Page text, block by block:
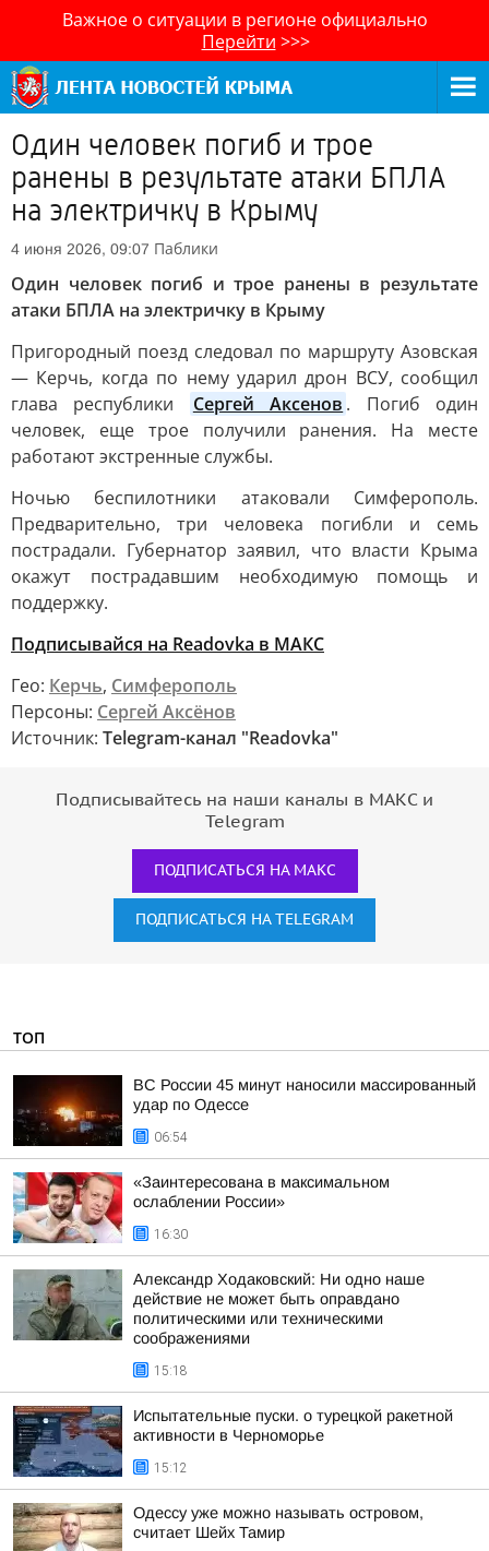
Важное о ситуации в регионе официально
Перейти >>>
Один человек погиб и трое
ранены в результате атаки БПЛА
на электричку в Крыму
4 июня 2026, 09:07 Паблики
Один человек погиб и трое ранены в результате
атаки БПЛА на электричку в Крыму
Пригородный поезд следовал по маршруту Азовская
— Керчь, когда по нему ударил дрон ВСУ, сообщил
глава республики
Сергей Аксенов . Погиб один
человек, еще трое получили ранения. На месте
работают экстренные службы.
Ночью беспилотники атаковали Симферополь.
Предварительно, три человека погибли и семь
пострадали. Губернатор заявил, что власти Крыма
окажут пострадавшим необходимую помощь и
поддержку.
Подписывайся на Readovka в МАКС
Гео: Керчь, Симферополь
Персоны: Сергей Аксёнов
Источник: Telegram-канал "Readovka"
Подписывайтесь на наши каналы в МАКС и
Telegram
ПОДПИСАТЬСЯ НА МАКС
ПОДПИСАТЬСЯ НА TELEGRAM
ТОП
ВС России 45 минут наносили массированный
удар по Одессе
06:54
«Заинтересована в максимальном
ослаблении России»
16:30
Александр Ходаковский: Ни одно наше
действие не может быть оправдано
политическими или техническими
соображениями
15:18
Испытательные пуски. о турецкой ракетной
активности в Черноморье
15:12
Одессу уже можно называть островом,
считает Шейх Тамир